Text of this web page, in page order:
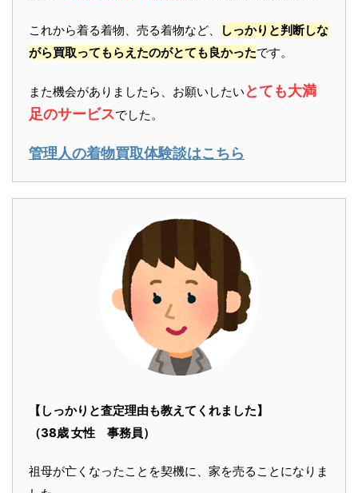
これから着る着物、売る着物など、
しっかりと判断しな
がら買取ってもらえたのがとても良かったです。
また機会がありましたら、お願いしたい とても大満
足のサービスでした。
管理人の着物買取体験談はこちら
【しっかりと査定理由も教えてくれました】
（38歳 女性 事務員）
祖母が亡くなったことを契機に、家を売ることになりま